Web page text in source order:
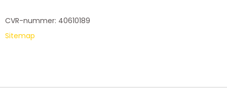
CVR-nummer: 40610189
Sitemap